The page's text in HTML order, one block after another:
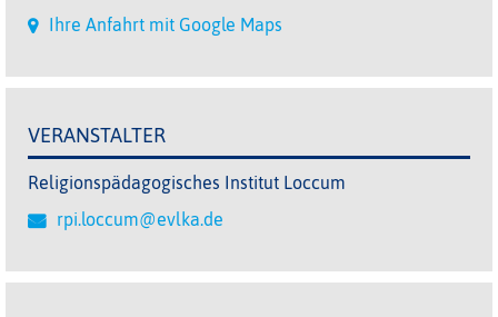
Ihre Anfahrt mit Google Maps
VERANSTALTER
Religionspädagogisches Institut Loccum
rpi.loccum@evlka.de